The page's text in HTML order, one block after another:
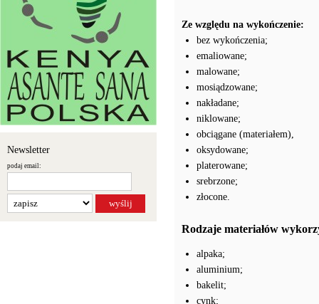
Newsletter
podaj email:
Ze względu na wykończenie:
bez wykończenia;
emaliowane;
malowane;
mosiądzowane;
nakładane;
niklowane;
obciągane (materiałem),
oksydowane;
platerowane;
srebrzone;
złocone.
Rodzaje materiałów
alpaka;
aluminium;
bakelit;
cynk;